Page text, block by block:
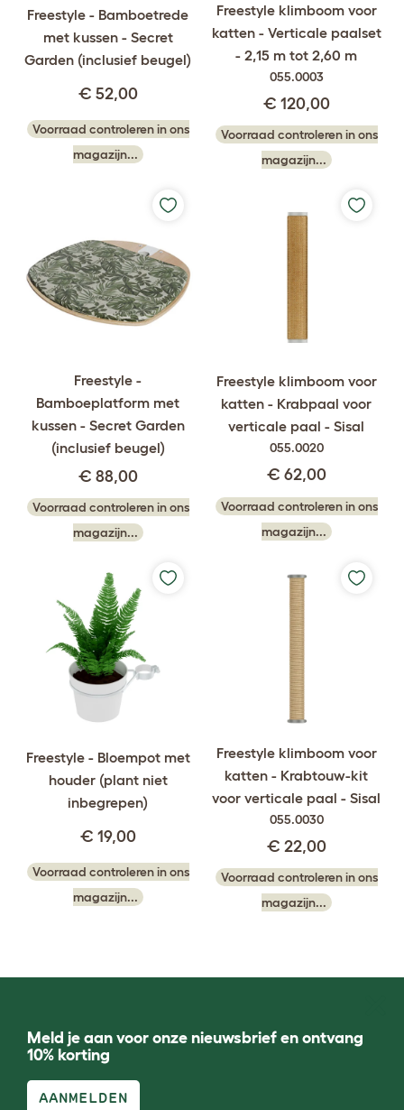
Freestyle - Bamboetrede
met kussen - Secret
Garden (inclusief beugel)
€ 52,00
Voorraad controleren in ons
magazijn...
Freestyle klimboom voor
katten - Verticale paalset
- 2,15 m tot 2,60 m
055.0003
€ 120,00
Voorraad controleren in ons
magazijn...
Freestyle -
Bamboeplatform met
kussen - Secret Garden
(inclusief beugel)
€ 88,00
Voorraad controleren in ons
magazijn...
Freestyle klimboom voor
katten - Krabpaal voor
verticale paal - Sisal
055.0020
€ 62,00
Voorraad controleren in ons
magazijn...
Freestyle - Bloempot met
houder (plant niet
inbegrepen)
€ 19,00
Voorraad controleren in ons
magazijn...
Freestyle klimboom voor
katten - Krabtouw-kit
voor verticale paal - Sisal
055.0030
€ 22,00
Voorraad controleren in ons
magazijn...
Meld je aan voor onze nieuwsbrief en ontvang
10% korting
AANMELDEN